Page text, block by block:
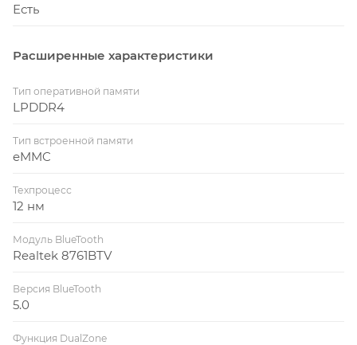
Есть
Расширенные характеристики
Тип оперативной памяти
LPDDR4
Тип встроенной памяти
eMMC
Техпроцесс
12 нм
Модуль BlueTooth
Realtek 8761BTV
Версия BlueTooth
5.0
Функция DualZone